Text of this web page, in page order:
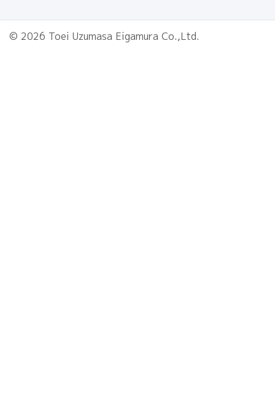
© 2026 Toei Uzumasa Eigamura Co.,Ltd.